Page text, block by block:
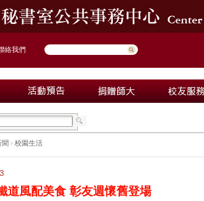
絡我們
聞 › 校園生活
道風配美食 彰友週懷舊登場